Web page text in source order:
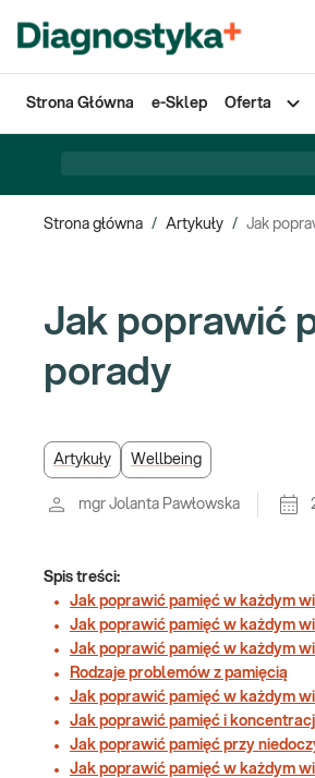
Strona Główna e-Sklep Oferta
Strona główna / Artykuły / Jak
Jak poprawić
Artykuły Wellbeing
mgr Jolanta Pawłowska
Spis treści:
Jak poprawić pamięć w każdym
Jak poprawić pamięć w każdym
Jak poprawić pamięć w każdym
Rodzaje problemów z pamięcią
Jak poprawić pamięć w każdym
Jak poprawić pamięć i
Jak poprawić pamięć przy
Jak poprawić pamięć w każdym